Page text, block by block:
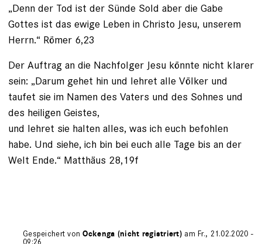
„Denn der Tod ist der Sünde Sold aber die Gabe
Gottes ist das ewige Leben in Christo Jesu, unserem
Herrn.“ Römer 6,23
Der Auftrag an die Nachfolger Jesu könnte nicht klarer
sein: „Darum gehet hin und lehret alle Völker und
taufet sie im Namen des Vaters und des Sohnes und
des heiligen Geistes,
und lehret sie halten alles, was ich euch befohlen
habe. Und siehe, ich bin bei euch alle Tage bis an der
Welt Ende.“ Matthäus 28,19f
Gespeichert vonOckenga (nicht registriert) am Fr., 21.02.2020 -